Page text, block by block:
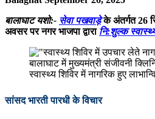
बालाघाट यशो:- सेवा पखवाड़ेके अंतर्गत 26
अवसर पर नगर भाजपा द्वारा नि:शुल्क
बालाघाट में मुख्यमंत्री संजीवनी
स्वास्थ्य शिविर में नागरिक हुए
सांसद भारती पारधी के विचार